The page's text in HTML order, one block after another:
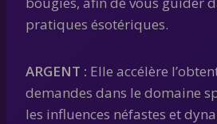
pratiques ésotériques.
ARGENT : Elle accélère
demandes dans le domaine
les influences néfastes et